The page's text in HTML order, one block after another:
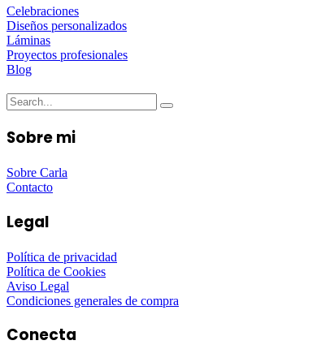
Celebraciones
Diseños personalizados
Láminas
Proyectos profesionales
Blog
Sobre mi
Sobre Carla
Contacto
Legal
Política de privacidad
Política de Cookies
Aviso Legal
Condiciones generales de compra
Conecta